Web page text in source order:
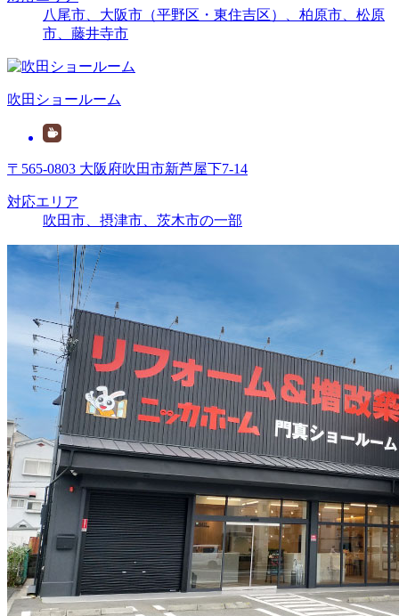
八尾市、大阪市（平野区・東住吉区）、柏原市、松原
市、藤井寺市
吹田ショールーム
〒565-0803 大阪府吹田市新芦屋下7-14
対応エリア
吹田市、摂津市、茨木市の一部